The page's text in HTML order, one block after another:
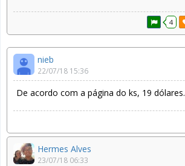
4
nieb
22/07/18 15:36
De acordo com a página do ks, 19 dólares.
Hermes Alves
23/07/18 06:33